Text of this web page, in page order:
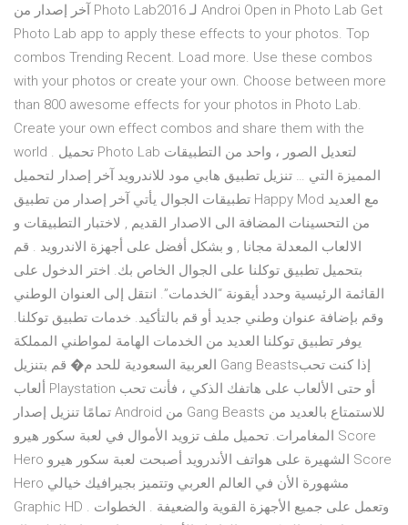
آخر إصدار من Photo Lab2016 لـ Androi Open in Photo Lab Get
Photo Lab app to apply these effects to your photos. Top
combos Trending Recent. Load more. Use these combos
with your photos or create your own. Choose between more
than 800 awesome effects for your photos in Photo Lab.
Create your own effect combos and share them with the
world . تحميل Photo Lab لتعديل الصور ، واحد من التطبيقات
المميزة التي … تنزيل تطبيق هابي مود للاندرويد آخر إصدار لتحميل
تطبيقات الجوال يأتي آخر إصدار من تطبيق Happy Mod مع العديد
من التحسينات المضافة الى الاصدار القديم , لاختبار التطبيقات و
الالعاب المعدلة مجانا , و بشكل أفضل على أجهزة الاندرويد . قم
بتحميل تطبيق توكلنا على الجوال الخاص بك. اختر الدخول على
القائمة الرئيسية وحدد أيقونة “الخدمات”. انتقل إلى العنوان الوطني
وقم بإضافة عنوان وطني جديد أو قم بالتأكيد. خدمات تطبيق توكلنا.
يوفر تطبيق توكلنا العديد من الخدمات الهامة لمواطني المملكة
العربية السعودية للحد م� قم بتنزيل Gang Beastsإذا كنت تحب
ألعاب Playstation أو حتى الألعاب على هاتفك الذكي ، فأنت تحب
تمامًا تنزيل إصدار Android من Gang Beasts للاستمتاع بالعديد من
المغامرات. تحميل ملف تزويد الأموال في لعبة سكور هيرو Score
Hero الشهيرة على هواتف الأندرويد أصبحت لعبة سكور هيرو Score
Hero مشهورة الأن في العالم العربي وتتميز بجيرافيك خيالي
Graphic HD وتعمل على جميع الأجهزة القوية والضعيفة . الخطوات .